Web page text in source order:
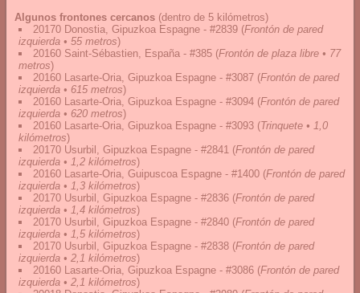
Algunos frontones cercanos (dentro de 5 kilómetros)
20170 Donostia, Gipuzkoa Espagne - #2839 (Frontón de pared
izquierda • 55 metros)
20160 Saint-Sébastien, España - #385 (Frontón de plaza libre • 77
metros)
20160 Lasarte-Oria, Gipuzkoa Espagne - #3087 (Frontón de pared
izquierda • 615 metros)
20160 Lasarte-Oria, Gipuzkoa Espagne - #3094 (Frontón de pared
izquierda • 620 metros)
20160 Lasarte-Oria, Gipuzkoa Espagne - #3093 (Trinquete • 1,0
kilómetros)
20170 Usurbil, Gipuzkoa Espagne - #2841 (Frontón de pared
izquierda • 1,2 kilómetros)
20160 Lasarte-Oria, Guipuscoa Espagne - #1400 (Frontón de pared
izquierda • 1,3 kilómetros)
20170 Usurbil, Gipuzkoa Espagne - #2836 (Frontón de pared
izquierda • 1,4 kilómetros)
20170 Usurbil, Gipuzkoa Espagne - #2840 (Frontón de pared
izquierda • 1,5 kilómetros)
20170 Usurbil, Gipuzkoa Espagne - #2838 (Frontón de pared
izquierda • 2,1 kilómetros)
20160 Lasarte-Oria, Gipuzkoa Espagne - #3086 (Frontón de pared
izquierda • 2,1 kilómetros)